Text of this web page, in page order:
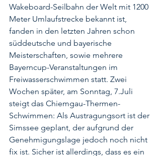
Wakeboard-Seilbahn der Welt mit 1200
Meter Umlaufstrecke bekannt ist,
fanden in den letzten Jahren schon
süddeutsche und bayerische
Meisterschaften, sowie mehrere
Bayerncup-Veranstaltungen im
Freiwasserschwimmen statt. Zwei
Wochen später, am Sonntag, 7.Juli
steigt das Chiemgau-Thermen-
Schwimmen: Als Austragungsort ist der
Simssee geplant, der aufgrund der
Genehmigungslage jedoch noch nicht
fix ist. Sicher ist allerdings, dass es ein